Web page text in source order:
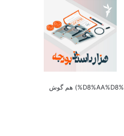
%D8%AA%D8%A7%D9%86-%D8%A8%D9%88%D8%AF%D8%AC%D9%87-id6179207?country=us&nojump=1) هم گوش